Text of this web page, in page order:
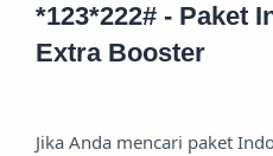
*123*222# - Paket
Extra Booster
Jika Anda mencari paket